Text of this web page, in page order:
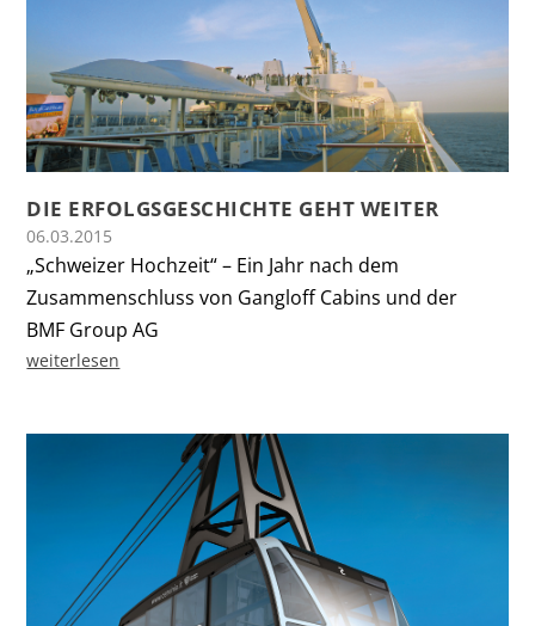
DIE ERFOLGSGESCHICHTE GEHT WEITER
06.03.2015
„Schweizer Hochzeit“ – Ein Jahr nach dem
Zusammenschluss von Gangloff Cabins und der
BMF Group AG
weiterlesen